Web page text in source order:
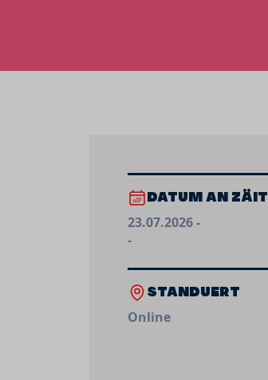
DATUM AN ZÄIT
23.07.2026 -
-
STANDUERT
Online